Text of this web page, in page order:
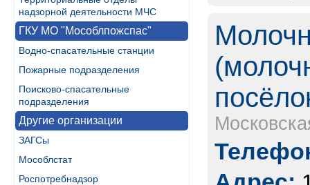
надзорной деятельности МЧС
ГКУ МО "Мособлпожспас"
Водно-спасательные станции
Пожарные подразделения
Поисково-спасательные
подразделения
Другие организации
ЗАГСы
Мособлстат
Роспотребнадзор